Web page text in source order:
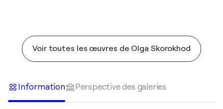
Voir toutes les œuvres de Olga Skorokhod
Information Perspective des galeries